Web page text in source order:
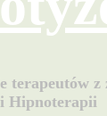
terapeutów
Hipnoterapii